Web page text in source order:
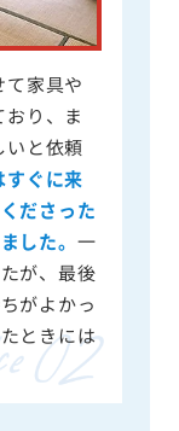
家具や
り、ま
いと依頼
すぐに来
ださった
した。 一
が、最後
がよかっ
ときには